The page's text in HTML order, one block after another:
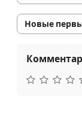
Новые